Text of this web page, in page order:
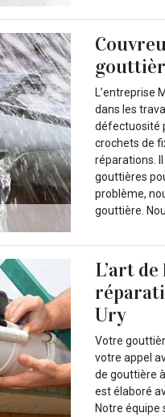
L’entreprise
dans les
défectuosité
crochets de
réparations.
gouttières
problème,
gouttière.
L’art
Ury
Votre
votre appel
de gouttière
est élaboré
Notre équipe